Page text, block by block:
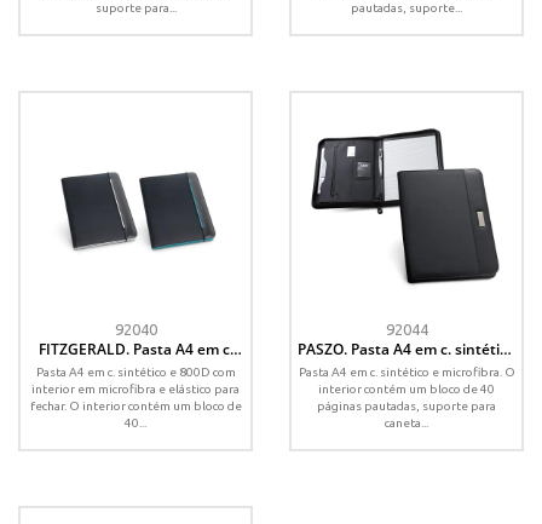
suporte para...
pautadas, suporte...
92040
FITZGERALD. Pasta A4 em c.
sintético e 800D, com interior
em microfibra e bloco com
páginas pautadas
Pasta A4 em c. sintético e 800D com
interior em microfibra e elástico para
fechar. O interior contém um bloco de
40...
92044
PASZO. Pasta A4 em c. sintético
e microfibra, com bloco de
páginas pautadas
Pasta A4 em c. sintético e microfibra. O
interior contém um bloco de 40
páginas pautadas, suporte para
caneta...